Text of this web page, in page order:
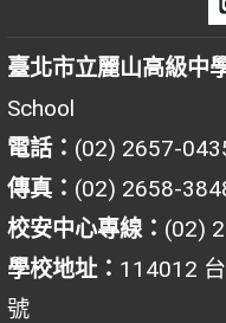
臺北市立麗山高級中
School
電話： (02) 2657-
傳真： (02) 2658-
校安中心專線： (02)
學校地址： 114012
號